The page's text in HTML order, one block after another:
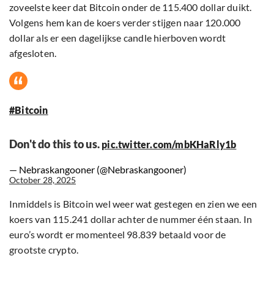
zoveelste keer dat Bitcoin onder de 115.400 dollar duikt.
Volgens hem kan de koers verder stijgen naar 120.000
dollar als er een dagelijkse candle hierboven wordt
afgesloten.
#Bitcoin
Don't do this to us. pic.twitter.com/mbKHaRly1b
— Nebraskangooner (@Nebraskangooner)
October 28, 2025
Inmiddels is Bitcoin wel weer wat gestegen en zien we een
koers van 115.241 dollar achter de nummer één staan. In
euro’s wordt er momenteel 98.839 betaald voor de
grootste crypto.